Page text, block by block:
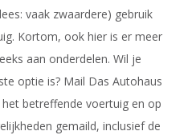
vaak zwaardere) gebruik
Kortom, ook hier is er meer
aan onderdelen. Wil je
optie is? Mail Das Autohaus
betreffende voertuig en op
gemaild, inclusief de